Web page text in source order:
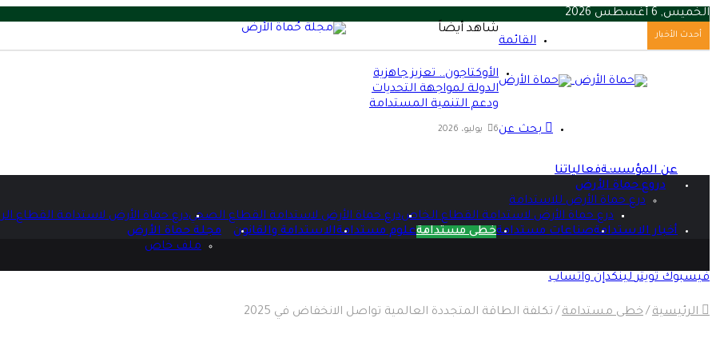
الخميس, 6 أغسطس 2026
أحدث الأخبار القائمة
بحث عن
عن المؤسسةفعالياتنا
دروع حماة الأرض
درع حماة الأرض للاستدامة
درع حماة الأرض لاستدامة القطاع الخاصدرع حماة الأرض لاستدامة القطاع الصحيدرع حماة الأرض لاستدامة القطاع
أخبار الاستدامةصناعات مستدامةخطى مستدامةعلوم مستدامةالاستدامة والقانون
مجلة حماة الأرض
ملف خاص
الرئيسية /خطى مستدامة / تكلفة الطاقة المتجددة العالمية تواصل الانخفاض في 2025
شاهد أيضاً
الأوكتاجون.. تعزيز جاهزية
الدولة لمواجهة التحديات
ودعم التنمية المستدامة
6 يوليو، 2026
فيسبوك تويتر لينكدإن واتساب